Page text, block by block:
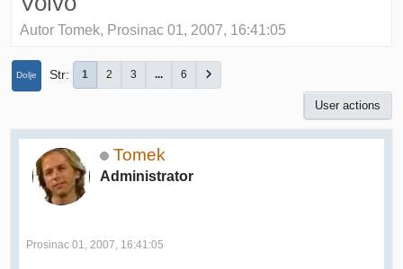
Autor Tomek, Prosinac 01, 2007, 16:41:05
Dolje Str 1 2 3 ... 6
User actions
Tomek
Administrator
Prosinac 01, 2007, 16:41:05